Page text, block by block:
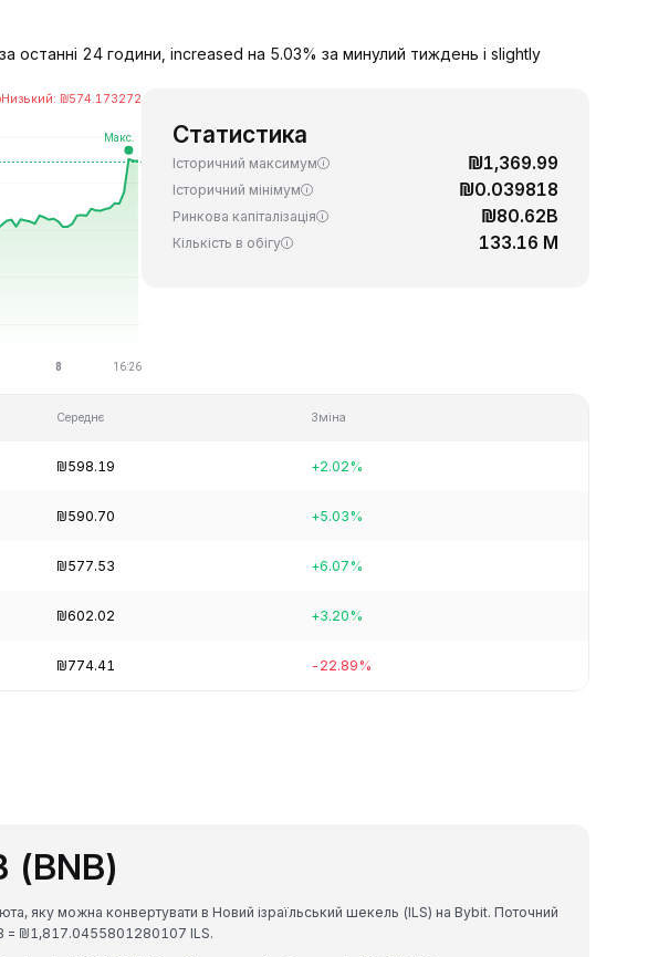
останні 24 години, increased на 5.03% за минулий тиждень і slightly
Низький: ₪574.173272
Статистика
Історичний максимум ₪1,369.99
Історичний мінімум ₪0.039818
Ринкова капіталізація ₪80.62B
Кількість в обігу 133.16 M
Середнє Зміна
₪598.19 +2.02%
₪590.70 +5.03%
₪577.53 +6.07%
₪602.02 +3.20%
₪774.41 -22.89%
(BNB)
яку можна конвертувати в Новий ізраїльський шекель (ILS) на Bybit. Поточний
= ₪1,817.0455801280107 ILS.